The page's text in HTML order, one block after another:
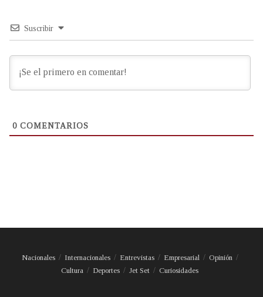
Suscribir
0 COMENTARIOS
Nacionales Internacionales Entrevistas Empresarial
Opinión
Cultura
Deportes Jet Set Curiosidades